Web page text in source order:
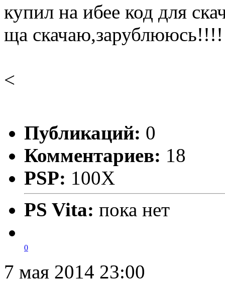
купил на ибее код для
ща скачаю,зарублююсь!!!!
<
Публикаций: 0
Комментариев: 18
PSP: 100X
PS Vita: пока нет
0
7 мая 2014 23:00